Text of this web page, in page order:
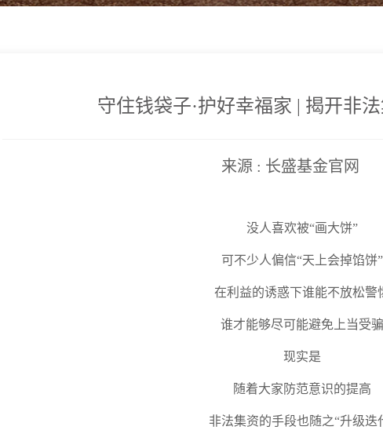
守住钱袋子·护好幸福家 | 揭开非
来源 : 长盛基金官网
没人喜欢被“画大饼”
可不少人偏信“天上会掉馅饼”
在利益的诱惑下谁能不放松警
谁才能够尽可能避免上当受骗
现实是
随着大家防范意识的提高
非法集资的手段也随之“升级迭